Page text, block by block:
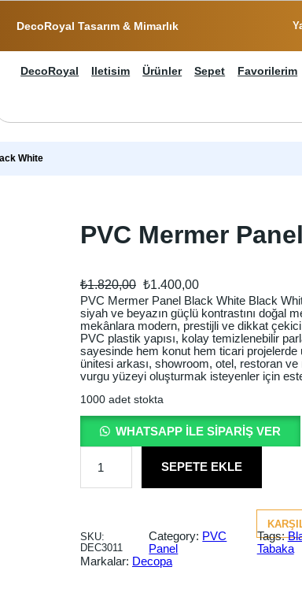
DecoRoyal Tasarım & Mimarlık
DecoRoyal Iletisim Ürünler Sepet Favorilerim
White
PVC Mermer
₺1.820,00 O
r
i
j
i
n
a
y
₺1.400,00Ş
u
a
n
d
a
k
i
i
PVC Mermer Panel Black White Black
siyah ve beyazın güçlü kontrastını doğal
mekânlara modern, prestijli ve dikkat
PVC plastik yapısı, kolay temizlenebilir
sayesinde hem konut hem ticari
ünitesi arkası, showroom, otel, restoran
vurgu yüzeyi oluşturmak isteyenler için
1000 adet stokta
WHATSAPP ILE SIPARIŞ VER
P
M
e
r
P
SEPETE EKLE
SKU:
DEC3011
Category: PVC
Panel
Tags:
Tabaka
Markalar: Decopa